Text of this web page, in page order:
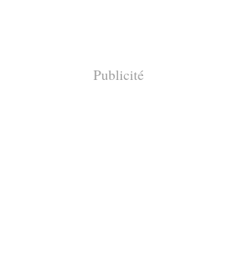
Publicité